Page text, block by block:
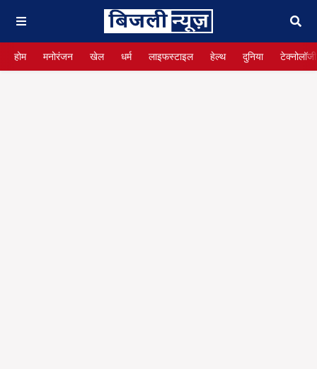
होम मनोरंजन खेल धर्म लाइफस्टाइल हेल्थ दुनिया टेक्नोलॉजी